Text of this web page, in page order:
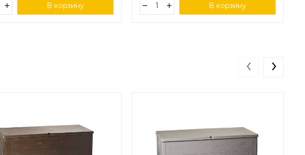
В корзину В корзину
‹ ›